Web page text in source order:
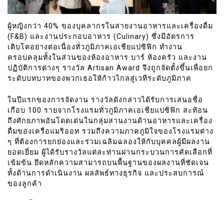
ผู้หญิงกว่า 40% ของบุคลากรในสายงานอาหารและเครื่องดื่ม
(F&B) และงานประกอบอาหาร (Culinary) ซึ่งมีอัตรการ
เติบโตอย่างต่อเนื่องทั่วภูมิภาคเอเชียแปซิฟิก ทำงาน
ครอบคลุมทั้งในส่วนของห้องอาหาร บาร์ ห้องครัว และงาน
ปฏิบัติการต่างๆ รางวัล Artisan Award จึงถูกจัดตั้งขึ้นเพื่อยก
ระดับบทบาทของพวกเธอให้ก้าวไกลสู่เวทีระดับภูมิภาค
ในปีแรกของการจัดงาน รางวัลดังกล่าวได้รับการเสนอชื่อ
เกือบ 100 รายจากโรงแรมทั่วภูมิภาคเอเชียแปซิฟิก สะท้อน
ถึงศักยภาพอันโดดเด่นในกลุ่มสานงานด้านอาหารและเครื่อง
ดื่มของเครือแมริออท รวมถึงความภาคภูมิใจของโรงแรมต่าง
ๆ ที่ต้องการยกย่องและร่วมเฉลิมฉลองให้กับบุคคลผู้มีผลงาน
ยอดเยี่ยม ผู้ได้รับรางวัลแต่ละท่านผ่านกระบวนการคัดเลือกที่
เข้มข้น ยึดหลักความสามารถบนพื้นฐานของผลงานที่ชัดเจน
ทั้งด้านการดำเนินงาน ผลลัพธ์ทางธุรกิจ และประสบการณ์
ของลูกค้า